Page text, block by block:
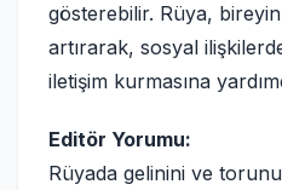
gösterebilir. Rüya,
artırarak, sosyal
iletişim kurmasına
Editör Yorumu:
Rüyada gelinini ve